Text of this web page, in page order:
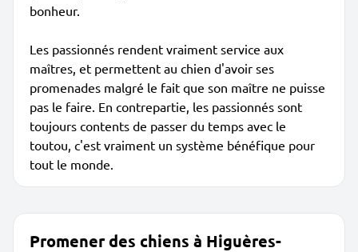
bonheur.
Les passionnés rendent vraiment service aux
maîtres, et permettent au chien d'avoir ses
promenades malgré le fait que son maître ne puisse
pas le faire. En contrepartie, les passionnés sont
toujours contents de passer du temps avec le
toutou, c'est vraiment un système bénéfique pour
tout le monde.
Promener des chiens à Higuères-